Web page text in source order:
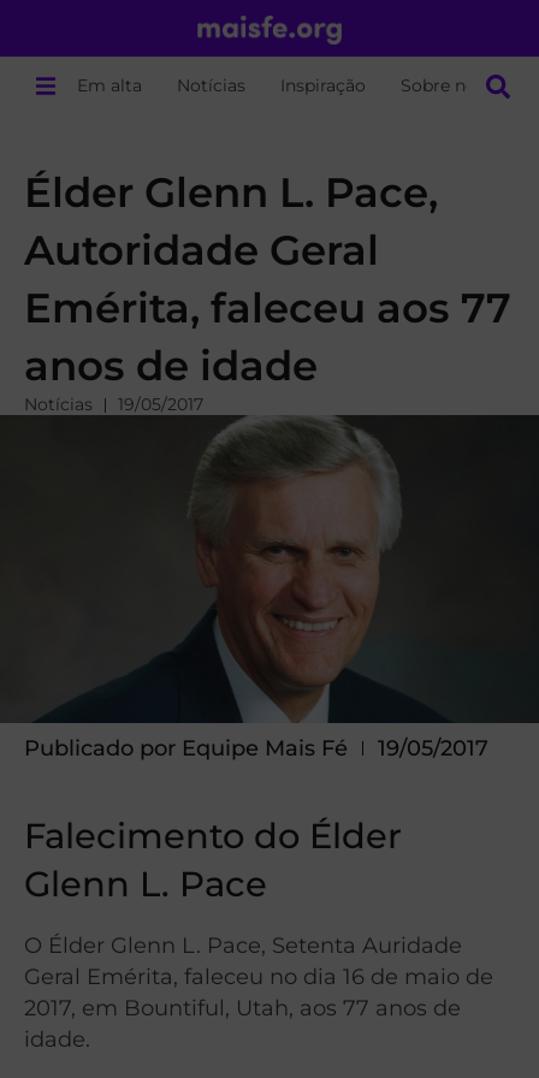
Em alta Notícias Inspiração Sobre nós
Élder Glenn L. Pace,
Autoridade Geral
Emérita, faleceu aos 77
anos de idade
Notícias 19/05/2017
Publicado por Equipe Mais Fé 19/05/2017
Falecimento do Élder
Glenn L. Pace
O Élder Glenn L. Pace, Setenta Auridade
Geral Emérita, faleceu no dia 16 de maio de
2017, em Bountiful, Utah, aos 77 anos de
idade.